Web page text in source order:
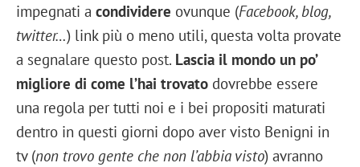
impegnati a condividere ovunque (Facebook, blog,
twitter…) link più o meno utili, questa volta provate
a segnalare questo post. Lascia il mondo un po’
migliore di come l’hai trovato dovrebbe essere
una regola per tutti noi e i bei propositi maturati
dentro in questi giorni dopo aver visto Benigni in
tv (non trovo gente che non l’abbia visto) avranno